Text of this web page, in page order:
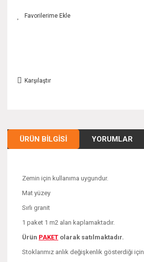
Karşılaştır
ÜRÜN BILGISI YORUMLAR
Zemin için kullanıma uygundur.
Mat yüzey
Sırlı granit
1 paket 1 m2 alan kaplamaktadır.
Ürün PAKET olarak satılmaktadır.
Stoklarımız anlık değişkenlik gösterdiği için